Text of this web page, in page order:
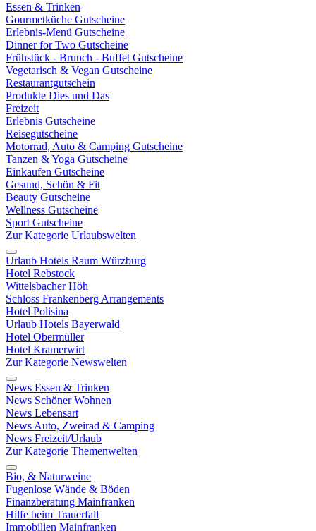
Essen & Trinken
Gourmetküche Gutscheine
Erlebnis-Menü Gutscheine
Dinner for Two Gutscheine
Frühstück - Brunch - Buffet Gutscheine
Vegetarisch & Vegan Gutscheine
Restaurantgutschein
Produkte Dies und Das
Freizeit
Erlebnis Gutscheine
Reisegutscheine
Motorrad, Auto & Camping Gutscheine
Tanzen & Yoga Gutscheine
Einkaufen Gutscheine
Gesund, Schön & Fit
Beauty Gutscheine
Wellness Gutscheine
Sport Gutscheine
Zur Kategorie Urlaubswelten
Urlaub Hotels Raum Würzburg
Hotel Rebstock
Wittelsbacher Höh
Schloss Frankenberg Arrangements
Hotel Polisina
Urlaub Hotels Bayerwald
Hotel Obermüller
Hotel Kramerwirt
Zur Kategorie Newswelten
News Essen & Trinken
News Schöner Wohnen
News Lebensart
News Auto, Zweirad & Camping
News Freizeit/Urlaub
Zur Kategorie Themenwelten
Bio, & Naturweine
Fugenlose Wände & Böden
Finanzberatung Mainfranken
Hilfe beim Trauerfall
Immobilien Mainfranken